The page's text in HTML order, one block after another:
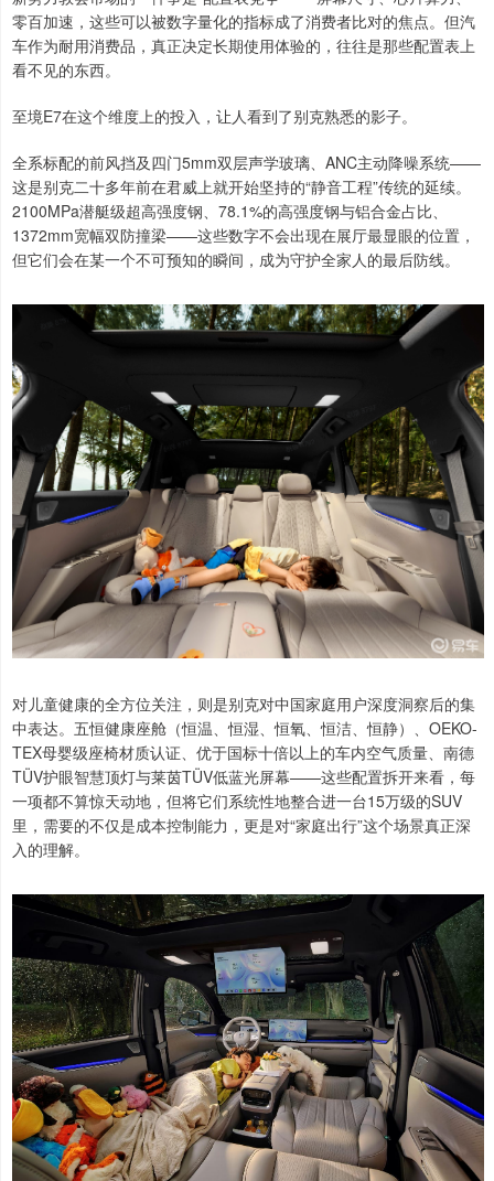
零百加速，这些可以被数字量化的指标成了消费者比对的焦点。但汽
车作为耐用消费品，真正决定长期使用体验的，往往是那些配置表上
看不见的东西。
至境E7在这个维度上的投入，让人看到了别克熟悉的影子。
全系标配的前风挡及四门5mm双层声学玻璃、ANC主动降噪系统——
这是别克二十多年前在君威上就开始坚持的“静音工程”传统的延续。
2100MPa潜艇级超高强度钢、78.1%的高强度钢与铝合金占比、
1372mm宽幅双防撞梁——这些数字不会出现在展厅最显眼的位置，
但它们会在某一个不可预知的瞬间，成为守护全家人的最后防线。
对儿童健康的全方位关注，则是别克对中国家庭用户深度洞察后的集
中表达。五恒健康座舱（恒温、恒湿、恒氧、恒洁、恒静）、OEKO-
TEX母婴级座椅材质认证、优于国标十倍以上的车内空气质量、南德
TÜV护眼智慧顶灯与莱茵TÜV低蓝光屏幕——这些配置拆开来看，每
一项都不算惊天动地，但将它们系统性地整合进一台15万级的SUV
里，需要的不仅是成本控制能力，更是对“家庭出行”这个场景真正深
入的理解。